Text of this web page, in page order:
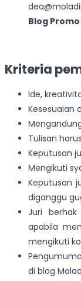
Blog
Kriteria
Ide,
Kesesuaian
Tulisan
Keputusan
Mengikuti
Keputusan
diganggu
Juri
apabila
mengikuti
di blog